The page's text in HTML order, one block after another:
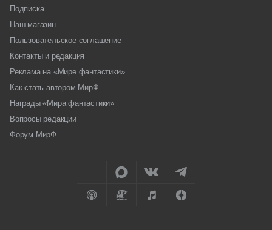
Подписка
Наш магазин
Пользовательское соглашение
Контакты и редакция
Реклама на «Мире фантастики»
Как стать автором МирФ
Награды «Мира фантастики»
Вопросы редакции
Форум МирФ